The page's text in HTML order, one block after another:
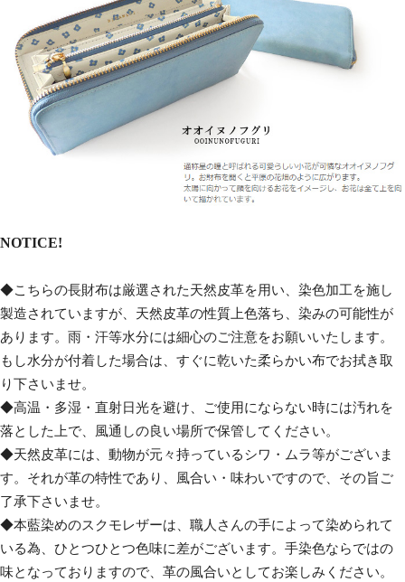
NOTICE!
◆こちらの長財布は厳選された天然皮革を用い、染色加工を施し
製造されていますが、天然皮革の性質上色落ち、染みの可能性が
あります。雨・汗等水分には細心のご注意をお願いいたします。
もし水分が付着した場合は、すぐに乾いた柔らかい布でお拭き取
り下さいませ。
◆高温・多湿・直射日光を避け、ご使用にならない時には汚れを
落とした上で、風通しの良い場所で保管してください。
◆天然皮革には、動物が元々持っているシワ・ムラ等がございま
す。それが革の特性であり、風合い・味わいですので、その旨ご
了承下さいませ。
◆本藍染めのスクモレザーは、職人さんの手によって染められて
いる為、ひとつひとつ色味に差がございます。手染色ならではの
味となっておりますので、革の風合いとしてお楽しみください。